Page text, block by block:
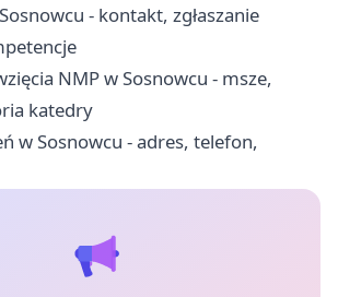
- kontakt, zgłaszanie
NMP w Sosnowcu - msze,
katedry
w Sosnowcu - adres, telefon,